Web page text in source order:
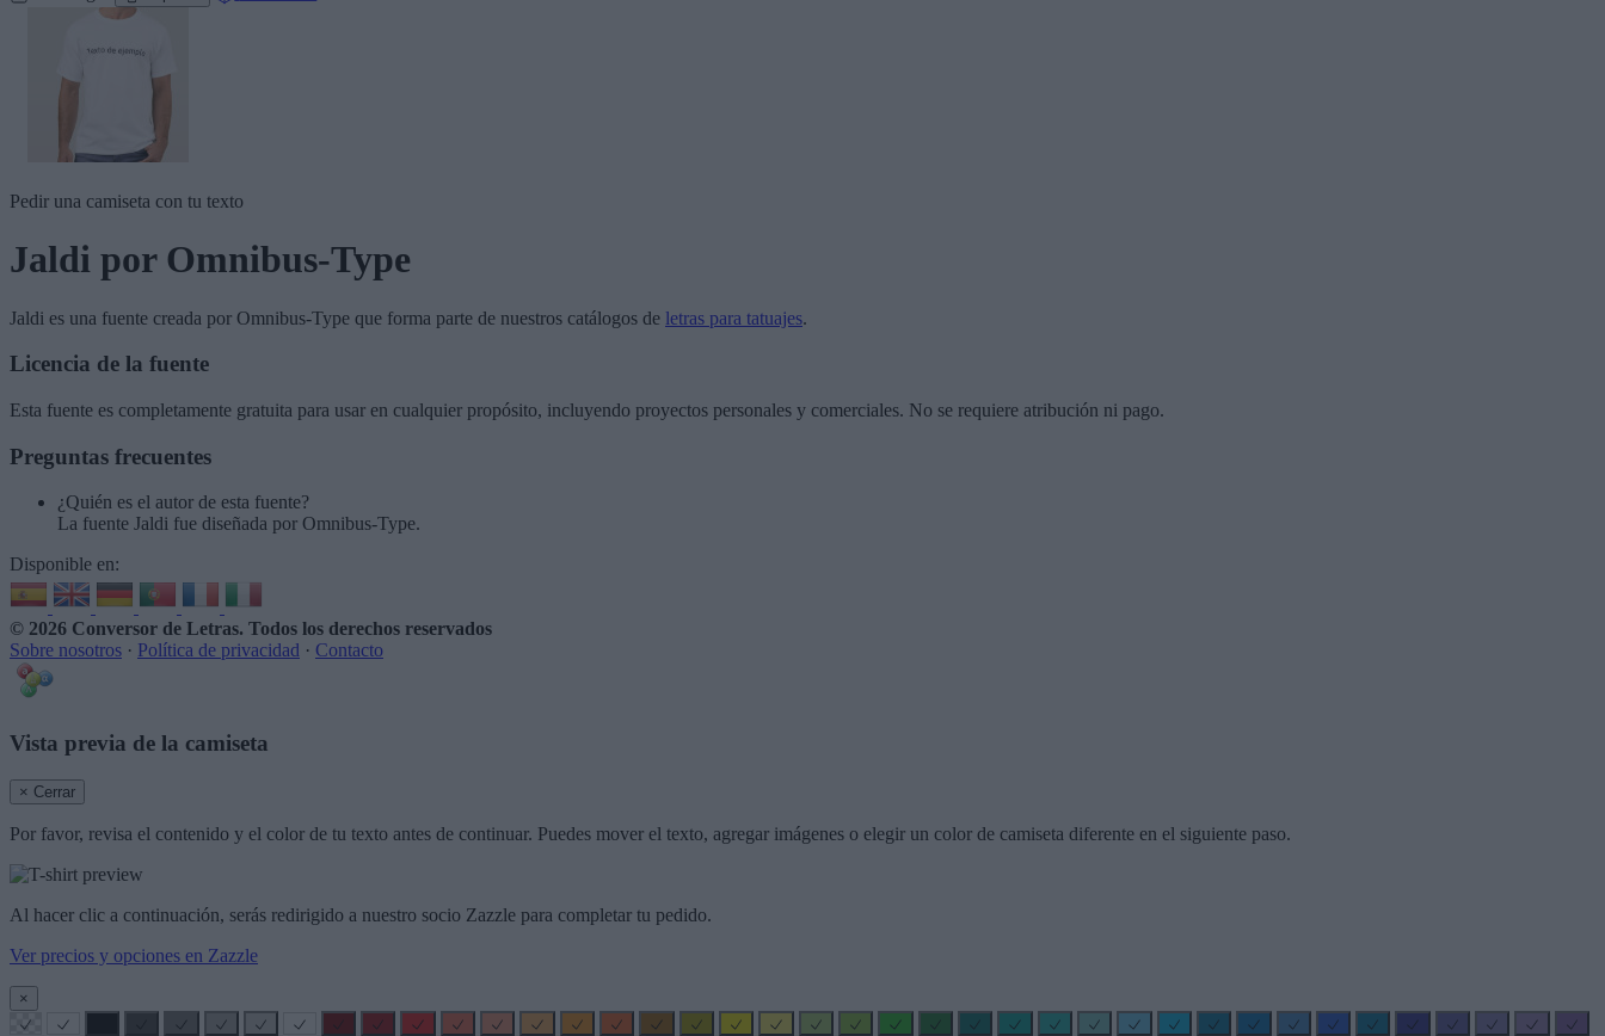
Pedir una camiseta con tu texto
Jaldi por Omnibus-Type
Jaldi es una fuente creada por Omnibus-Type que forma parte de nuestros catálogos de letras para tatuajes.
Licencia de la fuente
Esta fuente es completamente gratuita para usar en cualquier propósito, incluyendo proyectos personales y comerciales. No se requiere atribución ni pago.
Preguntas frecuentes
¿Quién es el autor de esta fuente?
La fuente Jaldi fue diseñada por Omnibus-Type.
Disponible en:
© 2026 Conversor de Letras. Todos los derechos reservados
Sobre nosotros · Política de privacidad · Contacto
Vista previa de la camiseta
× Cerrar
Por favor, revisa el contenido y el color de tu texto antes de continuar. Puedes mover el texto, agregar imágenes o elegir un color de camiseta diferente en el siguiente paso.
Al hacer clic a continuación, serás redirigido a nuestro socio Zazzle para completar tu pedido.
Ver precios y opciones en Zazzle
×